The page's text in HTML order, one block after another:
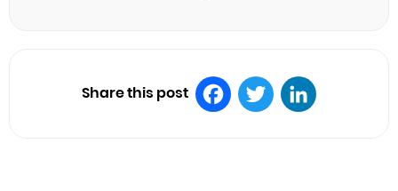
Share this post